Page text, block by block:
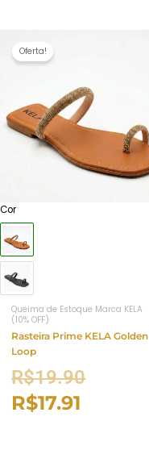
Cor
Oferta!
Queima de Estoque Marca KELA
(10% OFF)
Rasteira Prime KELA Golden
Loop
R$19.90
R$17.91